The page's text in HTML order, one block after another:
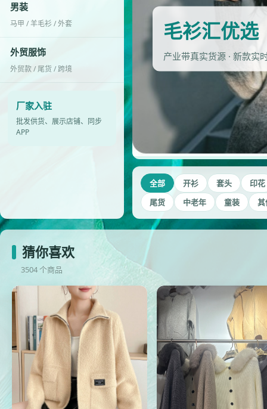
男装
马甲 / 羊毛衫 / 外套
外贸服饰
外贸款 / 尾货 / 跨境
厂家入驻
批发供货、展示店铺、同步
APP
毛衫汇优选
产业带真实货源 · 新款实
全部 开衫 套头
印花
尾货
中老年 童装 其
猜你喜欢
3504 个商品